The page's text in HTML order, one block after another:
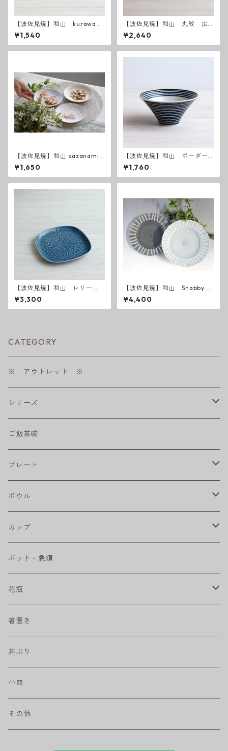
【波佐見焼】和山 kurawank
a碗 藍駒・朱駒
¥1,540
【波佐見焼】和山 丸紋 広
東丼 小 - 赤 -
¥2,640
【波佐見焼】和山 sazanami
５寸皿
¥1,650
【波佐見焼】和山 ボーダー
柄「藍駒」反り碗中
¥1,760
【波佐見焼】和山 レリー
フ・フラワーパレード 盛
皿 うす瑠璃
¥3,300
【波佐見焼】和山 Shabby c
hic style 25 ( ダークグレー
／ ライトグレー ）
¥4,400
CATEGORY
※ アウトレット ※
シリーズ
shabby chic style
フラワーパレード
八角シリーズ
RONDE
ベベルボウル
プリーツ
藍駒
ワビカップ
ハンディ小皿
和ミモザ
ご飯茶碗
プレート
楕円皿
丸皿
長皿
角皿
取皿
盛皿
カレー＆パスタ皿
ボウル
大鉢
中鉢
小鉢
カップ
カップ
マグカップ
フリーカップ
そば猪口
ポット・急須
花瓶
水差し
箸置き
丼ぶり
小皿
その他